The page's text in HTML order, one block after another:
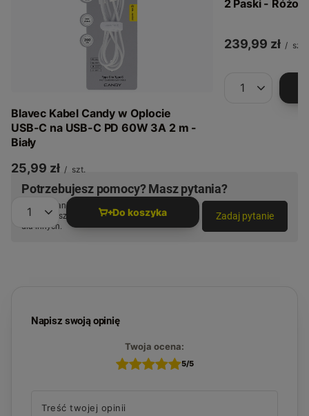
Blavec Kabel Candy w Oplocie
USB-C na USB-C PD 60W 3A 2 m -
Biały
25,99 zł / szt.
Ilość produktów Do koszyka
2 Paski -
239,99 zł / szt.
Ilość
Potrzebujesz pomocy? Masz pytania?
Zadaj pytanie a my odpowiemy niezwłocznie,
najciekawsze pytania i odpowiedzi publikując
dla innych.
Zadaj pytanie
Napisz swoją opinię
Twoja ocena:
5/5
Treść twojej opinii